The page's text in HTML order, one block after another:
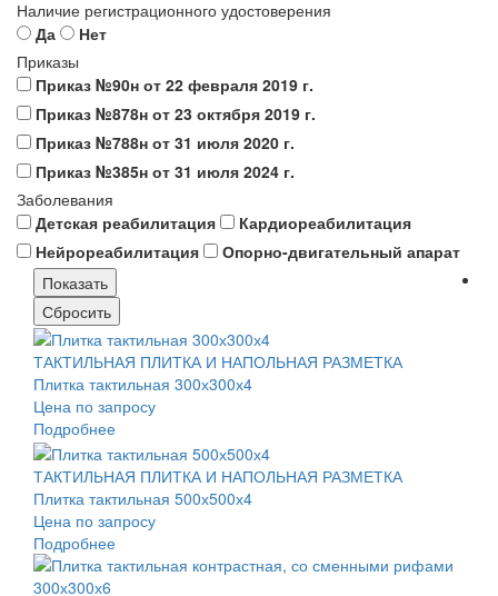
Наличие регистрационного удостоверения
Да
Нет
Приказы
Приказ №90н от 22 февраля 2019 г.
Приказ №878н от 23 октября 2019 г.
Приказ №788н от 31 июля 2020 г.
Приказ №385н от 31 июля 2024 г.
Заболевания
Детская реабилитация
Кардиореабилитация
Нейрореабилитация
Опорно-двигательный апарат
ТАКТИЛЬНАЯ ПЛИТКА И НАПОЛЬНАЯ РАЗМЕТКА
Плитка тактильная 300х300х4
Цена по запросу
Подробнее
ТАКТИЛЬНАЯ ПЛИТКА И НАПОЛЬНАЯ РАЗМЕТКА
Плитка тактильная 500х500х4
Цена по запросу
Подробнее